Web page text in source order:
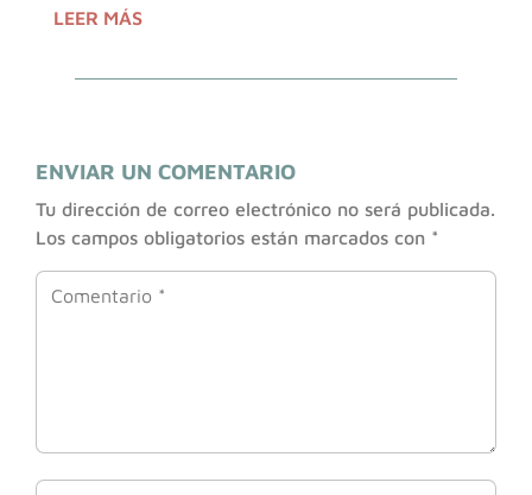
LEER MÁS
ENVIAR UN COMENTARIO
Tu dirección de correo electrónico no será publicada.
Los campos obligatorios están marcados con *